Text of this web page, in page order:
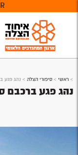
> ראשי > סיפורי הצלה > נהג פגע
נהג פגע ברכבם